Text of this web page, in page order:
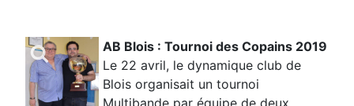
AB Blois : Tournoi des Copains 2019
Le 22 avril, le dynamique club de
Blois organisait un tournoi
Multibande par équipe de deux